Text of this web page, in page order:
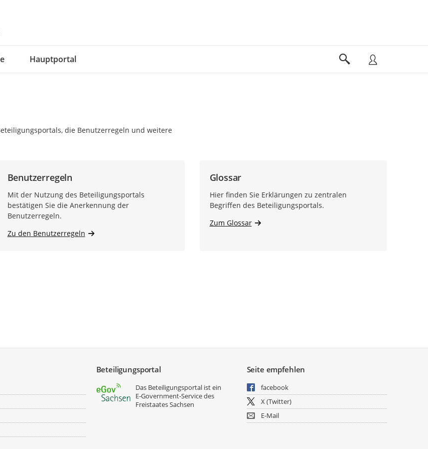
Hauptportal
die Benutzerregeln und weitere
Benutzerregeln
Mit der Nutzung des Beteiligungsportals
bestätigen Sie die Anerkennung der
Benutzerregeln.
Zu den Benutzerregeln
Glossar
Hier finden Sie Erklärungen zu zentralen
Begriffen des Beteiligungsportals.
Zum Glossar
Beteiligungsportal
Das Beteiligungsportal ist ein
E‑Government-Service des
Freistaates Sachsen
Seite empfehlen
facebook
X (Twitter)
E-Mail